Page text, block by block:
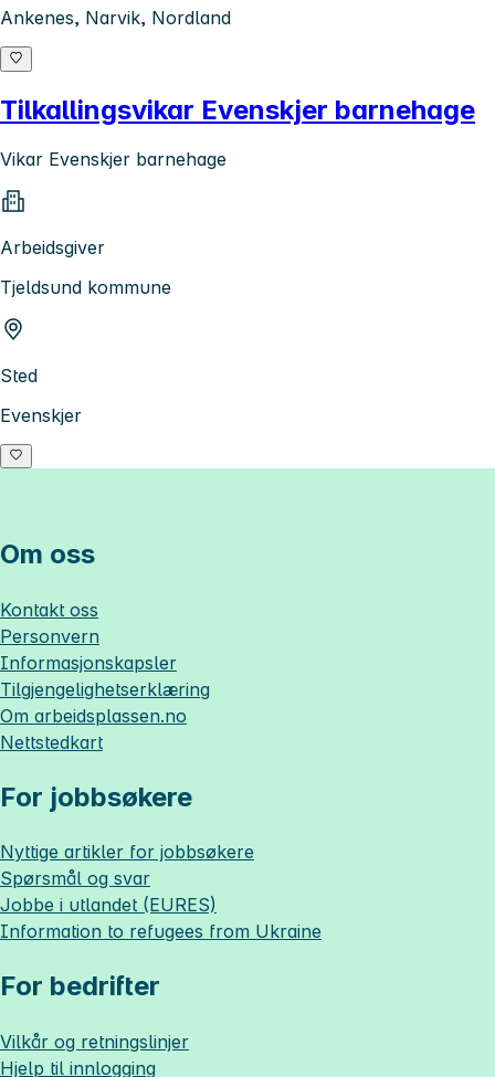
Ankenes, Narvik, Nordland
Tilkallingsvikar Evenskjer barnehage
Vikar Evenskjer barnehage
Arbeidsgiver
Tjeldsund kommune
Sted
Evenskjer
Om oss
Kontakt oss
Personvern
Informasjonskapsler
Tilgjengelighetserklæring
Om arbeidsplassen.no
Nettstedkart
For jobbsøkere
Nyttige artikler for jobbsøkere
Spørsmål og svar
Jobbe i utlandet (EURES)
Information to refugees from Ukraine
For bedrifter
Vilkår og retningslinjer
Hjelp til innlogging